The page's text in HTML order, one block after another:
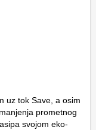
uz tok Save, a osim
prometnog
svojom eko-